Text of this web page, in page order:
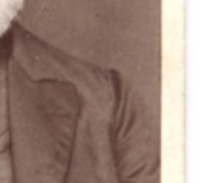
gesamte
vor dem historischen
alle Infos zum
zur
"Münster Mittendrin"
sowie weiteren
Kinder – ebenso wie